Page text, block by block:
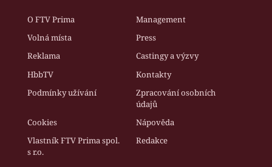
O FTV Prima
Management
Volná místa
Press
Reklama
Castingy a výzvy
HbbTV
Kontakty
Podmínky užívání
Zpracování osobních
údajů
Cookies
Nápověda
Vlastník FTV Prima spol.
s r.o.
Redakce